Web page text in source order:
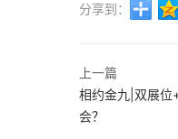
分享到：
上一篇
相约金九|双展位
会？